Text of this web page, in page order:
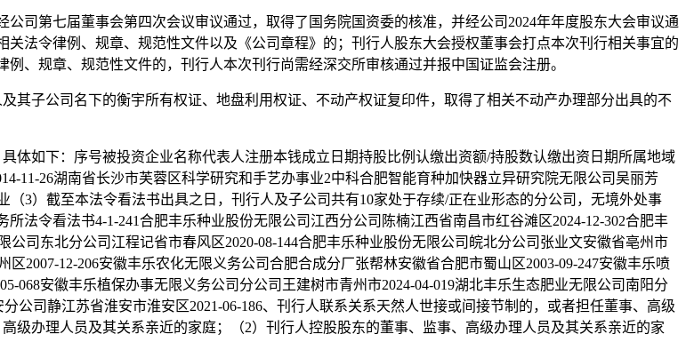
第七届董事会第四次会议审议通过，取得了国务院国资委的核准，并经公司2024年年度股东大会审议通
法令律例、规章、规范性文件以及《公司章程》的；刊行人股东大会授权董事会打点本次刊行相关事宜的
、规章、规范性文件的，刊行人本次刊行尚需经深交所审核通过并报中国证监会注册。
子公司名下的衡宇所有权证、地盘利用权证、不动产权证复印件，取得了相关不动产办理部分出具的不
如下：序号被投资企业名称代表人注册本钱成立日期持股比例认缴出资额/持股数认缴出资日期所属地域
11-26湖南省长沙市芙蓉区科学研究和手艺办事业2中科合肥智能育种加快器立异研究院无限公司吴丽芳
（3）截至本法令看法书出具之日，刊行人及子公司共有10家处于存续/正在业形态的分公司，无境外处事
法令看法书4-1-241合肥丰乐种业股份无限公司江西分公司陈楠江西省南昌市红谷滩区2024-12-302合肥丰
司东北分公司江程记省市春风区2020-08-144合肥丰乐种业股份无限公司皖北分公司张业文安徽省亳州市
2007-12-206安徽丰乐农化无限义务公司合肥合成分厂张帮林安徽省合肥市蜀山区2003-09-247安徽丰乐喷
068安徽丰乐植保办事无限义务公司分公司王建树市青州市2024-04-019湖北丰乐生态肥业无限公司南阳分
公司静江苏省淮安市淮安区2021-06-186、刊行人联系关系天然人世接或间接节制的，或者担任董事、高级
级办理人员及其关系亲近的家庭；（2）刊行人控股股东的董事、监事、高级办理人员及其关系亲近的家